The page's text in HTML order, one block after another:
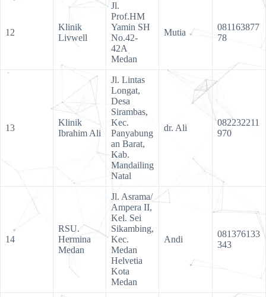
12
Klinik
Livwell
Jl.
Prof.HM
Yamin SH
No.42-
42A
Medan
Mutia
081163877
78
13
Klinik
Ibrahim Ali
Jl. Lintas
Longat,
Desa
Sirambas,
Kec.
Panyabung
an Barat,
Kab.
Mandailing
Natal
dr. Ali
082232211
970
14
RSU.
Hermina
Medan
Jl. Asrama/
Ampera II,
Kel. Sei
Sikambing,
Kec.
Medan
Helvetia
Kota
Medan
Andi
081376133
343